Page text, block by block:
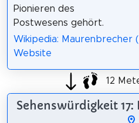
Pionieren des
Postwesens gehört.
Wikipedia: Maurenbrecher
Website
12
Sehenswürdigkeit 17: